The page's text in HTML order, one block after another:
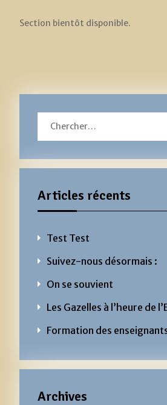
Section bientôt disponible.
Articles récents
Test Test
Suivez-nous désormais :
On se souvient
Les Gazelles à l’heure de
Formation des
Archives